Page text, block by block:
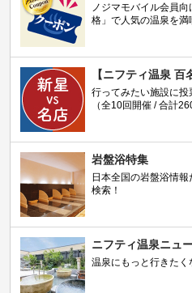
ノジマモバイル会員
格」で人気の温泉を満
【ニフティ温泉 百
行ってみたい施設に投
（全10回開催 / 合計
岩盤浴特集
日本全国の岩盤浴情
検索！
ニフティ温泉ニュ
温泉にもっと行きた